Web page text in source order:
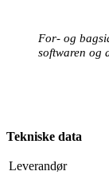
For- og
softwaren og
Tekniske data
Leverandør